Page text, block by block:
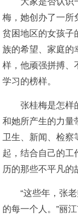
梅，她创办了一所
贫困地区的女孩子
族的希望、家庭的
样，他顽强拼搏、
学习的榜样。
张桂梅是怎样
和她所产生的力量
卫生、新闻、检察
起，结合自己的工
历的那些不平凡的
“这些年，张
的每一个人。”丽